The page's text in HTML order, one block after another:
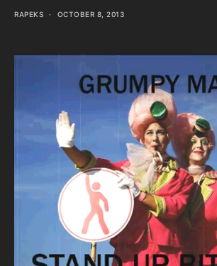
RAPEKS OCTOBER 8, 2013